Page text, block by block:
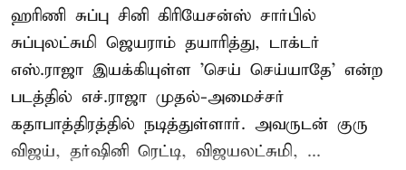
ஹரிணி சுப்பு சினி கிரியேசன்ஸ் சார்பில்
சுப்புலட்சுமி ஜெயராம் தயாரித்து, டாக்டர்
எஸ்.ராஜா இயக்கியுள்ள 'செய் செய்யாதே' என்ற
படத்தில் எச்.ராஜா முதல்-அமைச்சர்
கதாபாத்திரத்தில் நடித்துள்ளார். அவருடன் குரு
விஜய், தர்ஷினி ரெட்டி, விஜயலட்சுமி, ...